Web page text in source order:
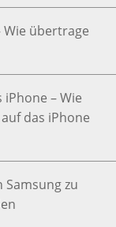
Wie übertrage
– Wie
das iPhone
zu